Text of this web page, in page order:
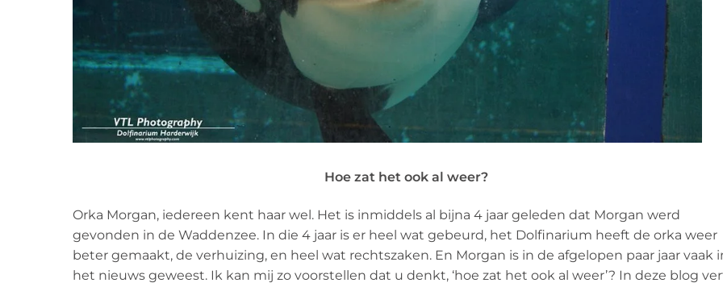
Hoe zat het ook al weer?
Orka Morgan, iedereen kent haar wel. Het is inmiddels al bijna 4 jaar geleden dat Morgan werd
gevonden in de Waddenzee. In die 4 jaar is er heel wat gebeurd, het Dolfinarium heeft de orka weer
beter gemaakt, de verhuizing, en heel wat rechtszaken. En Morgan is in de afgelopen paar jaar vaak
het nieuws geweest. Ik kan mij zo voorstellen dat u denkt, ‘hoe zat het ook al weer’? In deze blog